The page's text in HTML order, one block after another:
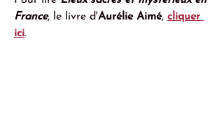
France, le livre d'Aurélie Aimé, cliquer
ici.